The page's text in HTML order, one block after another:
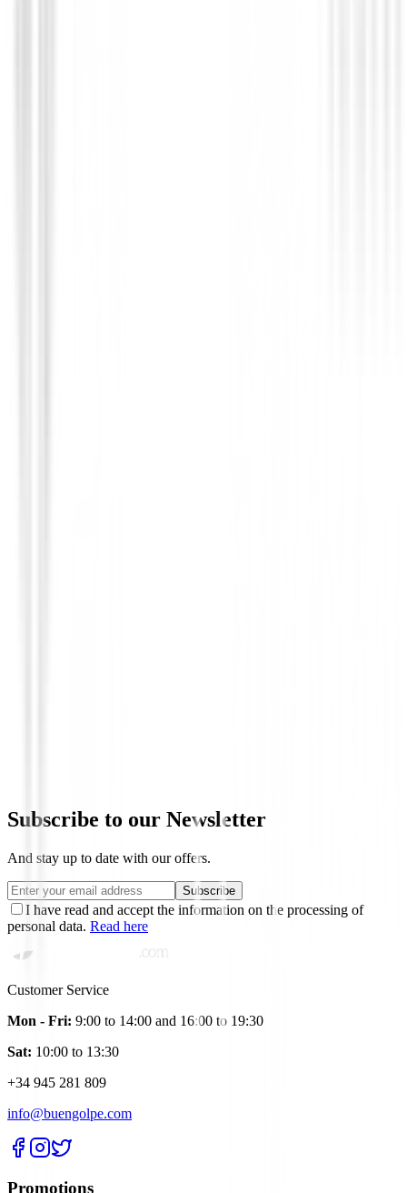
Subscribe to our Newsletter
And stay up to date with our offers.
Subscribe
I have read and accept the information on the processing of
personal data. Read here
Customer Service
Mon - Fri: 9:00 to 14:00 and 16:00 to 19:30
Sat: 10:00 to 13:30
+34 945 281 809
info@buengolpe.com
Promotions